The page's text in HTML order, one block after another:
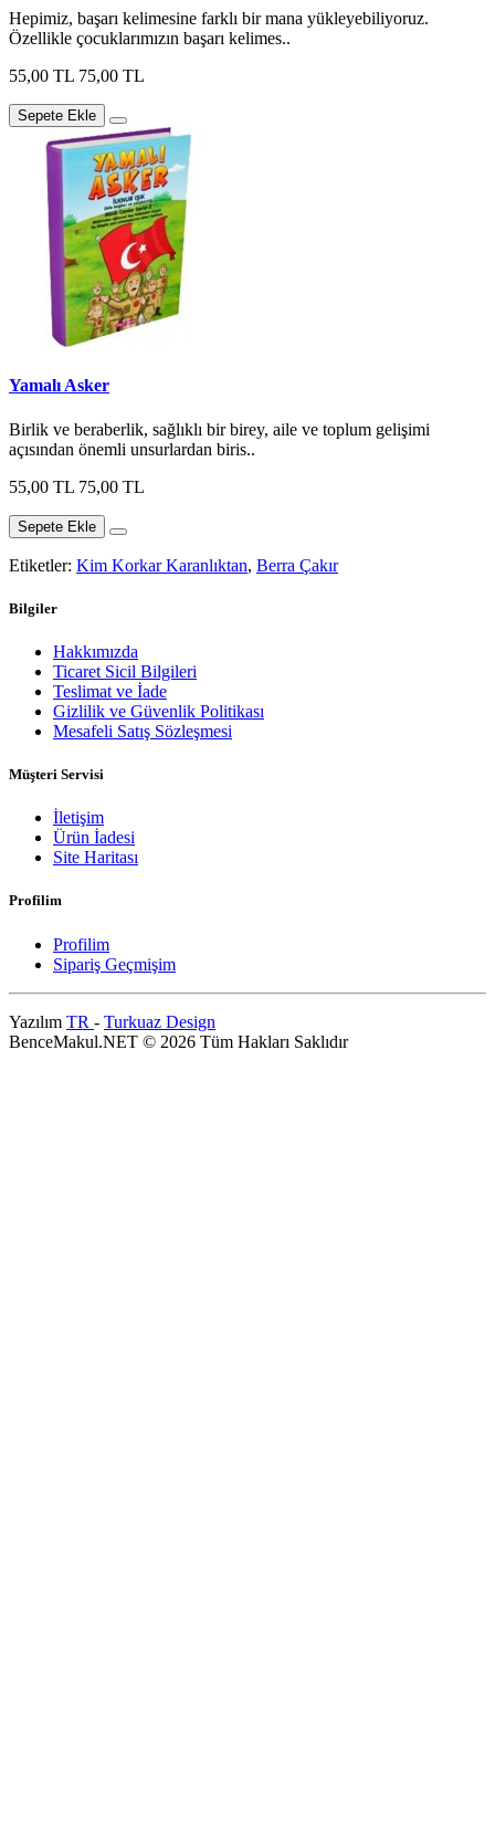
Hepimiz, başarı kelimesine farklı bir mana yükleyebiliyoruz.
Özellikle çocuklarımızın başarı kelimes..
55,00 TL 75,00 TL
Sepete Ekle
Yamalı Asker
Birlik ve beraberlik, sağlıklı bir birey, aile ve toplum gelişimi
açısından önemli unsurlardan biris..
55,00 TL 75,00 TL
Sepete Ekle
Etiketler: Kim Korkar Karanlıktan, Berra Çakır
Bilgiler
Hakkımızda
Ticaret Sicil Bilgileri
Teslimat ve İade
Gizlilik ve Güvenlik Politikası
Mesafeli Satış Sözleşmesi
Müşteri Servisi
İletişim
Ürün İadesi
Site Haritası
Profilim
Profilim
Sipariş Geçmişim
Yazılım TR - Turkuaz Design
BenceMakul.NET © 2026 Tüm Hakları Saklıdır